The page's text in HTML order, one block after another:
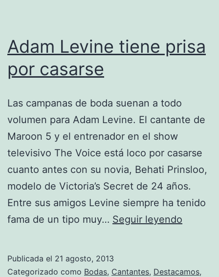
Adam Levine tiene prisa
por casarse
Las campanas de boda suenan a todo
volumen para Adam Levine. El cantante de
Maroon 5 y el entrenador en el show
televisivo The Voice está loco por casarse
cuanto antes con su novia, Behati Prinsloo,
modelo de Victoria’s Secret de 24 años.
Entre sus amigos Levine siempre ha tenido
fama de un tipo muy… Seguir leyendo
prisa
Publicada el 21 agosto, 2013
Categorizado como Bodas, Cantantes, Destacamos,